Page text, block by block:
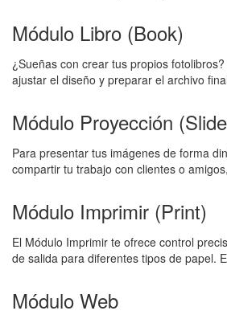
Módulo Libro (Book)
¿Sueñas con crear tus propios
ajustar el diseño y preparar el archivo
Módulo Proyección
Para presentar tus imágenes de forma
compartir tu trabajo con clientes o
Módulo Imprimir (Print)
El Módulo Imprimir te ofrece control
de salida para diferentes tipos de papel.
Módulo Web